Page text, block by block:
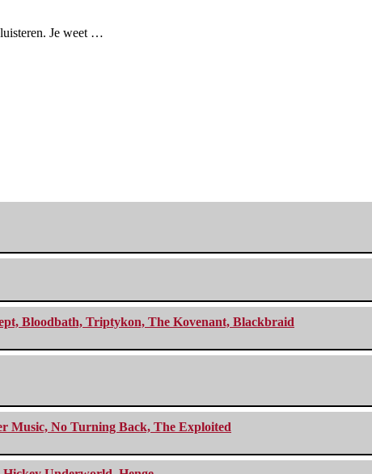
Je weet …
Bloodbath, Triptykon, The Kovenant, Blackbraid
Music, No Turning Back, The Exploited